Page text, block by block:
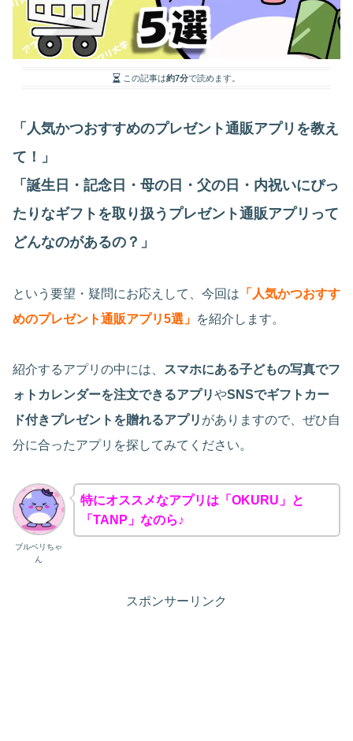
この記事は約7分で読めます。
「人気かつおすすめのプレゼント通販アプリを教え
て！」
「誕生日・記念日・母の日・父の日・内祝いにぴっ
たりなギフトを取り扱うプレゼント通販アプリって
どんなのがあるの？」
という要望・疑問にお応えして、今回は 「人気かつおすす
めのプレゼント通販アプリ5選」 を紹介します。
紹介するアプリの中には、
スマホにある子どもの写真でフ
ォトカレンダーを注文できるアプリやSNSでギフトカー
ド付きプレゼントを贈れるアプリ がありますので、ぜひ自
分に合ったアプリを探してみてください。
ブルベリちゃ
ん
特にオススメなアプリは「OKURU」と
「TANP」なのら♪
スポンサーリンク